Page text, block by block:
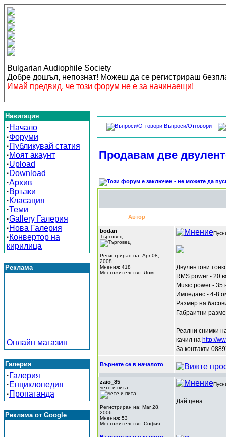
Bulgarian Audiophile Society
Добре дошъл, непознат! Можеш да се регистрираш
Имай предвид, че този форум не е за начинаещи!
Навигация
·Начало
·Форуми
·Публикувай статия
·Моят акаунт
·Upload
·Download
·Архив
·Връзки
·Класация
·Теми
·Gallery Галерия
·Нова Галерия
·Конвертор на
кирилица
Реклама
Онлайн магазин
Галерия
·Галерия
·Енциклопедия
·Пропаганда
Реклама от Google
Въпроси/Отговори
Продавам две
Автор
bodan
Търговец
Регистриран на: Apr 08,
2008
Мнения: 418
Местожителство: Лом
Двулентови
RMS power - 20
Music power - 35
Импеданс - 4-8
Размер на
Габраитни
Реални снимки
качил на http://
За контакти
Върнете се в началото
zaio_85
чете и пита
Регистриран на: Mar 28,
2006
Мнения: 53
Местожителство: София
Дай цена.